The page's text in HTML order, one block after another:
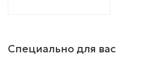
Специально для вас